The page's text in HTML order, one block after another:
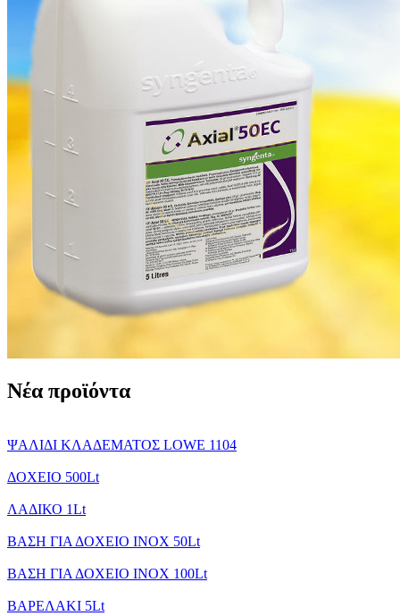
Νέα προϊόντα
ΨΑΛΙΔΙ ΚΛΑΔΕΜΑΤΟΣ LOWE 1104
ΔΟΧΕΙΟ 500Lt
ΛΑΔΙΚΟ 1Lt
ΒΑΣΗ ΓΙΑ ΔΟΧΕΙΟ INOX 50Lt
ΒΑΣΗ ΓΙΑ ΔΟΧΕΙΟ INOX 100Lt
BAΡΕΛΑΚΙ 5Lt